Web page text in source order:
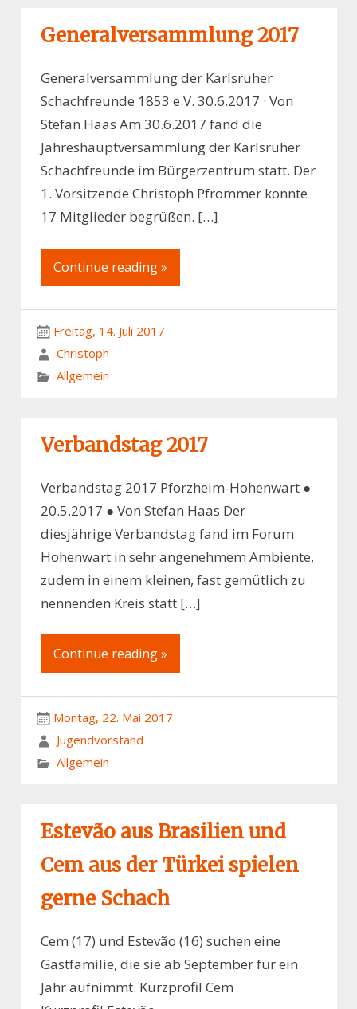
Generalversammlung 2017
Generalversammlung der Karlsruher
Schachfreunde 1853 e.V. 30.6.2017 · Von
Stefan Haas Am 30.6.2017 fand die
Jahreshauptversammlung der Karlsruher
Schachfreunde im Bürgerzentrum statt. Der
1. Vorsitzende Christoph Pfrommer konnte
17 Mitglieder begrüßen. […]
Continue reading »
Freitag, 14. Juli 2017
Christoph
Allgemein
Verbandstag 2017
Verbandstag 2017 Pforzheim-Hohenwart ●
20.5.2017 ● Von Stefan Haas Der
diesjährige Verbandstag fand im Forum
Hohenwart in sehr angenehmem Ambiente,
zudem in einem kleinen, fast gemütlich zu
nennenden Kreis statt […]
Continue reading »
Montag, 22. Mai 2017
Jugendvorstand
Allgemein
Estevão aus Brasilien und
Cem aus der Türkei spielen
gerne Schach
Cem (17) und Estevão (16) suchen eine
Gastfamilie, die sie ab September für ein
Jahr aufnimmt. Kurzprofil Cem